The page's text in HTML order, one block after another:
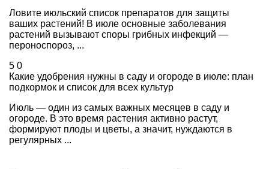
Ловите июльский список препаратов для защиты
ваших растений! В июле основные заболевания
растений вызывают споры грибных инфекций —
пероноспороз, ...
5 0
Какие удобрения нужны в саду и огороде в июле: план
подкормок и список для всех культур
Июль — один из самых важных месяцев в саду и
огороде. В это время растения активно растут,
формируют плоды и цветы, а значит, нуждаются в
регулярных ...